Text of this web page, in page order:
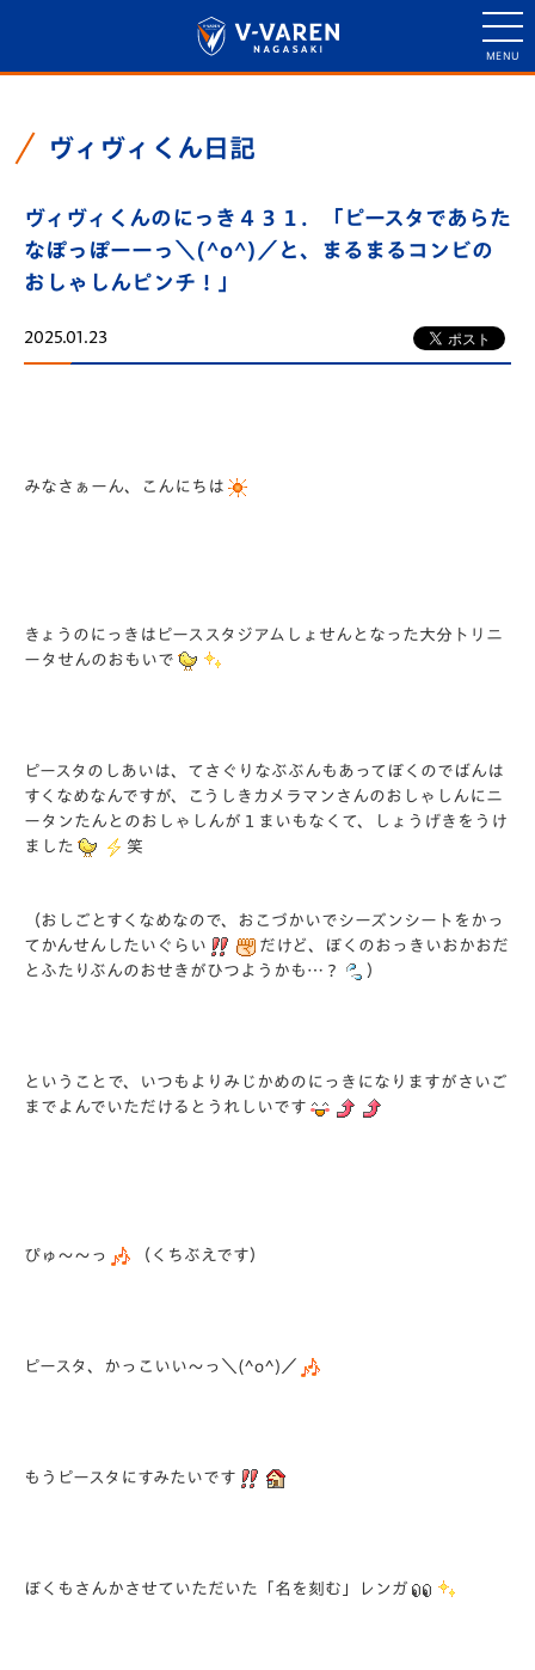
ヴィヴィくん日記
ヴィヴィくんのにっき４３１．「ピースタであらた
なぽっぽーーっ＼(^o^)／と、まるまるコンビの
おしゃしんピンチ！」
2025.01.23
みなさぁーん、こんにちは
きょうのにっきはピーススタジアムしょせんとなった大分トリニ
ータせんのおもいで
ピースタのしあいは、てさぐりなぶぶんもあってぼくのでばんは
すくなめなんですが、こうしきカメラマンさんのおしゃしんにニ
ータンたんとのおしゃしんが１まいもなくて、しょうげきをうけ
ました
笑
（おしごとすくなめなので、おこづかいでシーズンシートをかっ
てかんせんしたいぐらい
だけど、ぼくのおっきいおかおだ
とふたりぶんのおせきがひつようかも…？
）
ということで、いつもよりみじかめのにっきになりますがさいご
までよんでいただけるとうれしいです
ぴゅ～～っ （くちぶえです）
ピースタ、かっこいい～っ＼(^o^)／
もうピースタにすみたいです
ぼくもさんかさせていただいた「名を刻む」レンガ